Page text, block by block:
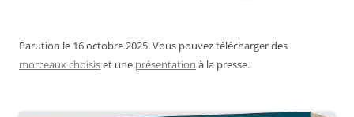
Parution le 16 octobre 2025. Vous pouvez télécharger des
morceaux choisiset une présentation à la presse.